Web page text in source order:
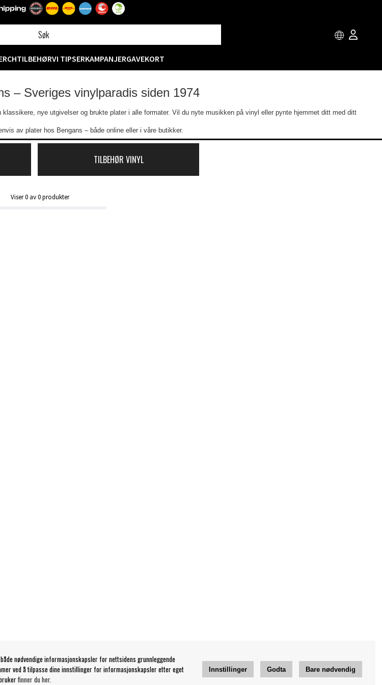
TILBEHØRVI TIPSERKAMPANJERGAVEKORT
– Sveriges vinylparadis siden 1974
nye utgivelser og brukte plater i alle formater. Vil du nyte musikken på vinyl eller pynte hjemmet ditt med ditt
av plater hos Bengans – både online eller i våre butikker.
TILBEHØR VINYL
Viser0av0produkter
nødvendige informasjonskapsler for nettsidens grunnleggende
ved å tilpasse dine innstillinger for informasjonskapsler etter eget
finner du her.
Innstillinger Godta Bare nødvendig